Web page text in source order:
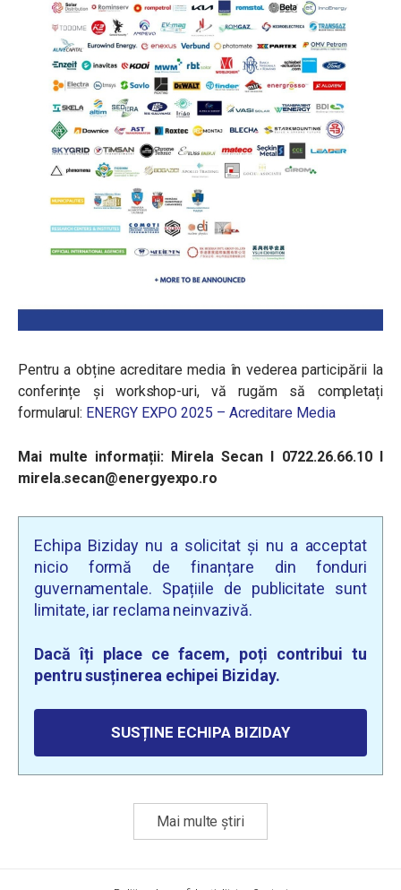
Pentru a obține acreditare media în vederea participării la
conferințe și workshop-uri, vă rugăm să completați
formularul: ENERGY EXPO 2025 – Acreditare Media
Mai multe informații: Mirela Secan I 0722.26.66.10 I
mirela.secan@energyexpo.ro
Echipa Biziday nu a solicitat și nu a acceptat
nicio formă de finanțare din fonduri
guvernamentale. Spațiile de publicitate sunt
limitate, iar reclama neinvazivă.
Dacă îți place ce facem, poți contribui tu
pentru susținerea echipei Biziday.
SUSȚINE ECHIPA BIZIDAY
Mai multe știri